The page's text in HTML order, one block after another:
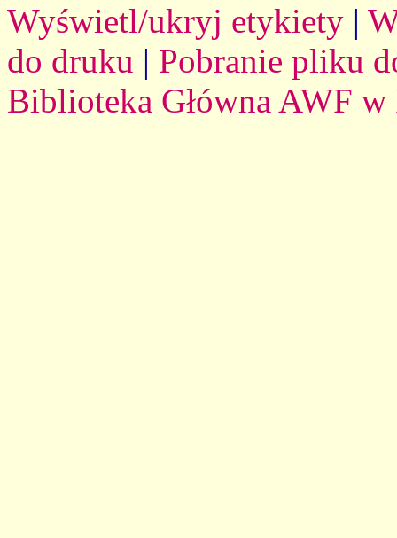
Wyświetl/ukryj etykiety |
do druku | Pobranie pliku
Biblioteka Główna AWF w